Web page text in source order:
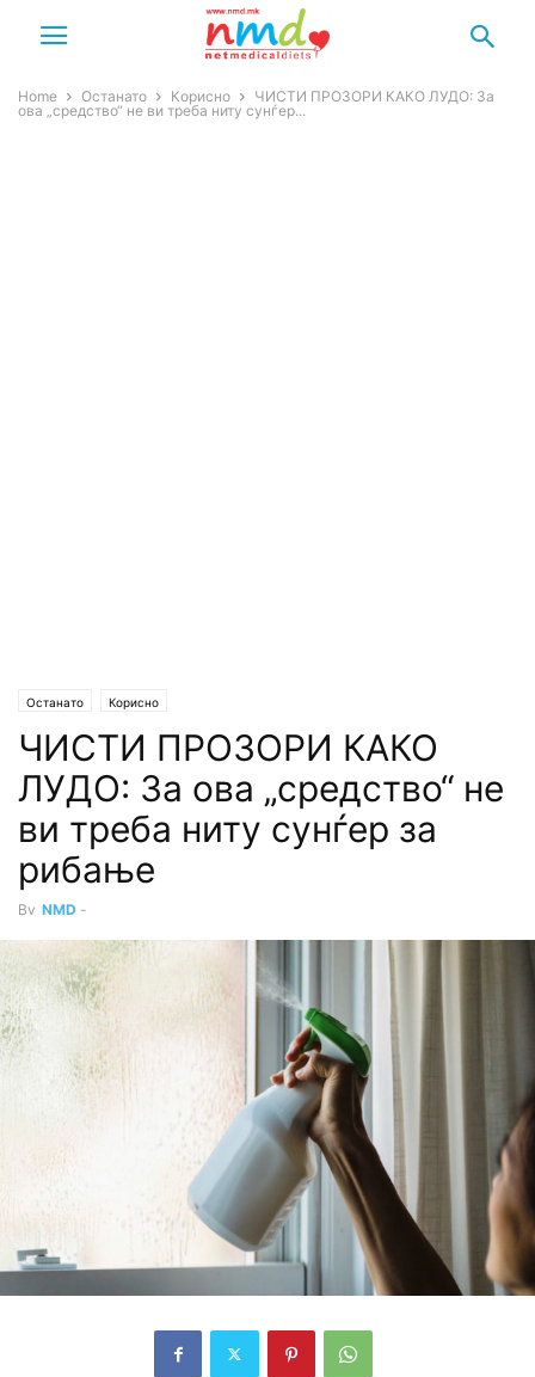
Home Останато Корисно
ЧИСТИ ПРОЗОРИ КАКО ЛУДО: За
ова „средство“ не ви треба ниту сунѓер...
Останато Корисно
ЧИСТИ ПРОЗОРИ КАКО
ЛУДО: За ова „средство“ не
ви треба ниту сунѓер за
рибање
By NMD -